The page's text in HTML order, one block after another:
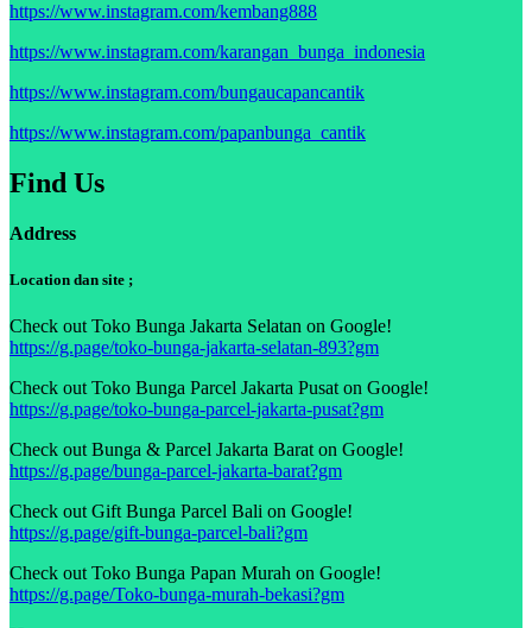
https://www.instagram.com/kembang888
https://www.instagram.com/karangan_bunga_indonesia
https://www.instagram.com/bungaucapancantik
https://www.instagram.com/papanbunga_cantik
Find Us
Address
Location dan site ;
Check out Toko Bunga Jakarta Selatan on Google!
https://g.page/toko-bunga-jakarta-selatan-893?gm
Check out Toko Bunga Parcel Jakarta Pusat on Google!
https://g.page/toko-bunga-parcel-jakarta-pusat?gm
Check out Bunga & Parcel Jakarta Barat on Google!
https://g.page/bunga-parcel-jakarta-barat?gm
Check out Gift Bunga Parcel Bali on Google!
https://g.page/gift-bunga-parcel-bali?gm
Check out Toko Bunga Papan Murah on Google!
https://g.page/Toko-bunga-murah-bekasi?gm